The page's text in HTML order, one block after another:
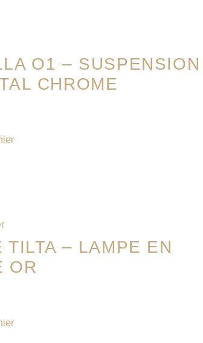
O1 – SUSPENSION
CHROME
TILTA – LAMPE EN
OR